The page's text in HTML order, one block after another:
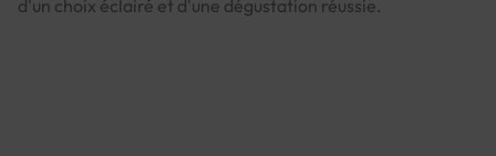
d'un choix éclairé et d'une dégustation réussie.